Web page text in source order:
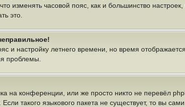
изменять часовой пояс, как и большинство
это.
и настройку летнего времени, но время
проблемы.
на конференции, или же просто никто не перевёл
такого языкового пакета не существует, то вы